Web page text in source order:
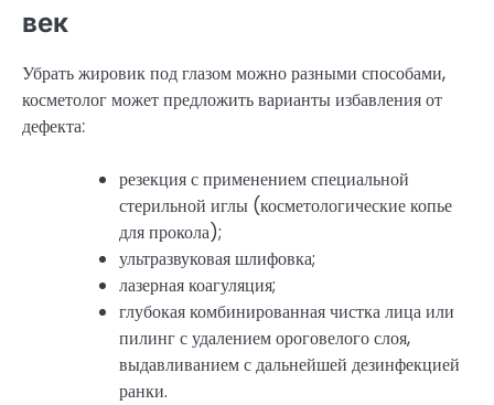
век
Убрать жировик под глазом можно разными способами,
косметолог может предложить варианты избавления от
дефекта:
резекция с применением специальной
стерильной иглы (косметологические копье
для прокола);
ультразвуковая шлифовка;
лазерная коагуляция;
глубокая комбинированная чистка лица или
пилинг с удалением ороговелого слоя,
выдавливанием с дальнейшей дезинфекцией
ранки.